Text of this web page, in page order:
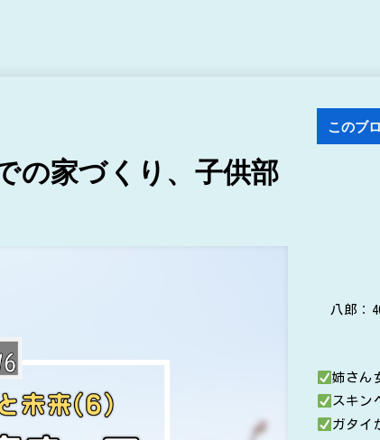
の家づくり、子供部
このブ
八郎：
姉さん
スキン
ガタイ